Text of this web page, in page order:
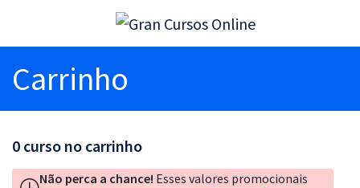
Carrinho
0 curso no carrinho
Não perca a chance! Esses valores promocionais